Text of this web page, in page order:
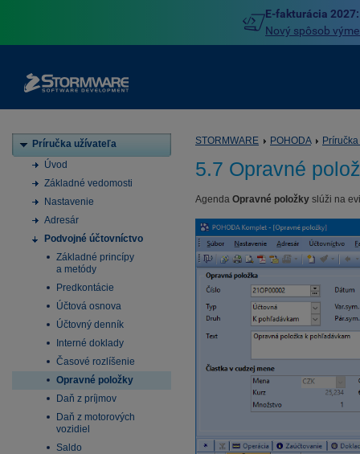
E-fakturácia 2027:
Nový spôsob
Príručka užívateľa
Úvod
Základné vedomosti
Nastavenie
Adresár
Podvojné účtovníctvo
Základné princípy
a metódy
Predkontácie
Účtová osnova
Účtovný denník
Interné doklady
Časové rozlíšenie
Opravné položky
Daň z príjmov
Daň z motorových
vozidiel
Saldo
STORMWARE POHODA
5.7 Opravné
Agenda Opravné položky slúži na